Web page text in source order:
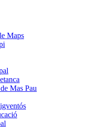
Maps
Mas Pau